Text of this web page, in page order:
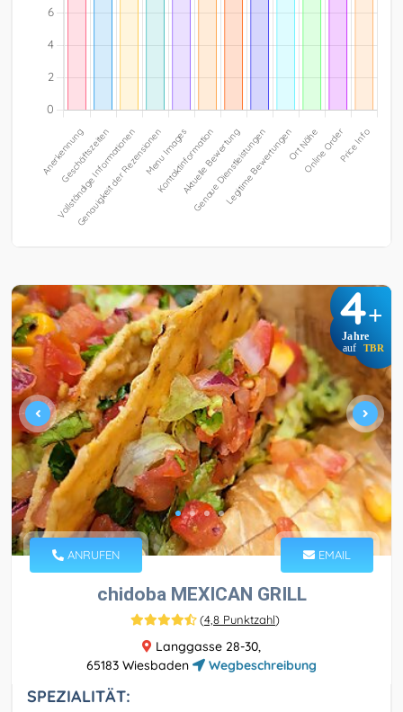
4+
Jahre
auf TBR
ANRUFEN EMAIL
chidoba MEXICAN GRILL
(4,8 Punktzahl)
Langgasse 28-30,
65183 Wiesbaden
Wegbeschreibung
SPEZIALITÄT: